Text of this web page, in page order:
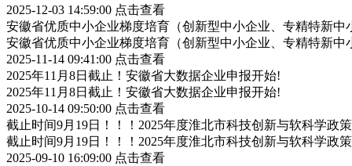
2025-12-03 14:59:00 点击查看
安徽省优质中小企业梯度培育（创新型中小企业、专精特新中
安徽省优质中小企业梯度培育（创新型中小企业、专精特新中
2025-11-14 09:41:00 点击查看
2025年11月8日截止！安徽省大数据企业申报开始!
2025年11月8日截止！安徽省大数据企业申报开始!
2025-10-14 09:50:00 点击查看
截止时间9月19日！！！2025年度淮北市科技创新与软科学
截止时间9月19日！！！2025年度淮北市科技创新与软科学
2025-09-10 16:09:00 点击查看